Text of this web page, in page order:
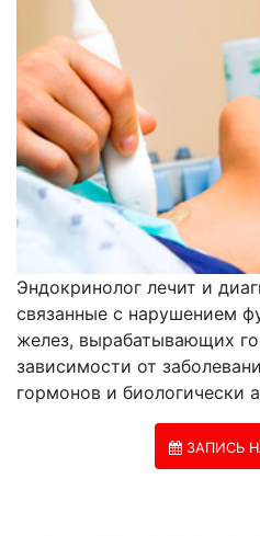
Эндокринолог лечит и
связанные с нарушением
желез, вырабатывающих
зависимости от
гормонов и биологически
ЗАПИСЬ